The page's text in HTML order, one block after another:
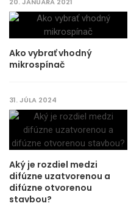
Ako vybrať vhodný
mikrospínač
31. JÚLA 2024
Aký je rozdiel medzi
difúzne uzatvorenou a
difúzne otvorenou
stavbou?